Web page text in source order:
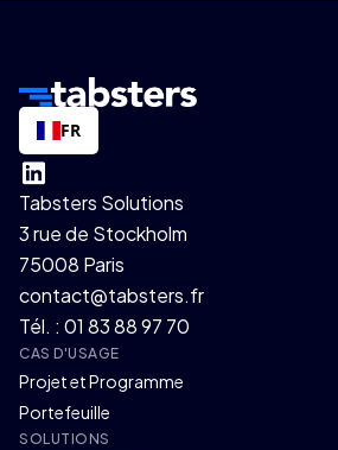
FR
Tabsters Solutions
3 rue de Stockholm
75008 Paris
contact@tabsters.fr
Tél. : 01 83 88 97 70
CAS D'USAGE
Projet et Programme
Portefeuille
SOLUTIONS